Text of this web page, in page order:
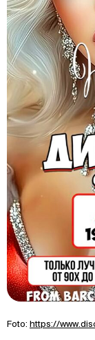
Foto: https://